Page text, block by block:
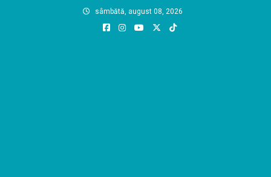
sâmbătă, august 08, 2026